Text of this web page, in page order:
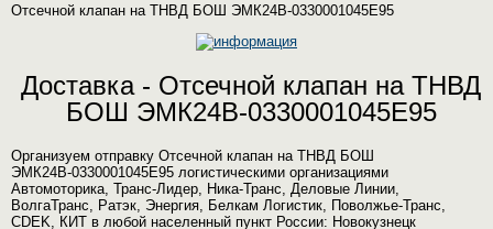
Отсечной клапан на ТНВД БОШ ЭМК24В-0330001045Е95
Доставка - Отсечной клапан на ТНВД
БОШ ЭМК24В-0330001045Е95
Организуем отправку Отсечной клапан на ТНВД БОШ
ЭМК24В-0330001045Е95 логистическими организациями
Автомоторика, Транс-Лидер, Ника-Транс, Деловые Линии,
ВолгаТранс, Ратэк, Энергия, Белкам Логистик, Поволжье-Транс,
CDEK, КИТ в любой населенный пункт России: Новокузнецк